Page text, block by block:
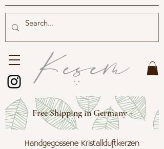
Handgegossene Kristallduftkerzen
Free Shipping in Germany -